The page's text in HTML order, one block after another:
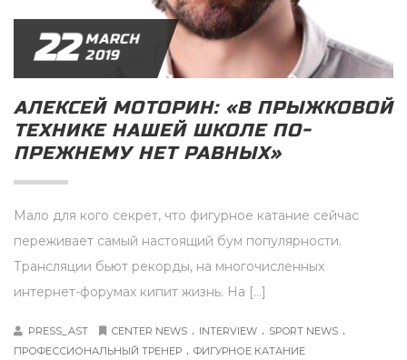
22 MARCH
2019
АЛЕКСЕЙ МОТОРИН: «В ПРЫЖКОВОЙ
ТЕХНИКЕ НАШЕЙ ШКОЛЕ ПО-
ПРЕЖНЕМУ НЕТ РАВНЫХ»
Мало для кого секрет, что фигурное катание сейчас
переживает самый настоящий бум популярности.
Трансляции бьют рекорды, на многочисленных
интернет-форумах кипит жизнь. На […]
PRESS_AST CENTER NEWS . INTERVIEW . SPORT NEWS .
ПРОФЕССИОНАЛЬНЫЙ ТРЕНЕР . ФИГУРНОЕ КАТАНИЕ